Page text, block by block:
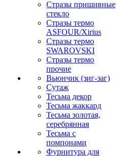
Стразы пришивные
стекло
Стразы термо
ASFOUR/Xirius
Стразы термо
SWAROVSKI
Стразы термо
прочие
Вьюнчик (зиг-заг)
Сутаж
Тесьма декор
Тесьма жаккард
Тесьма золотая,
серебрянная
Тесьма с
помпонами
Фурнитура для